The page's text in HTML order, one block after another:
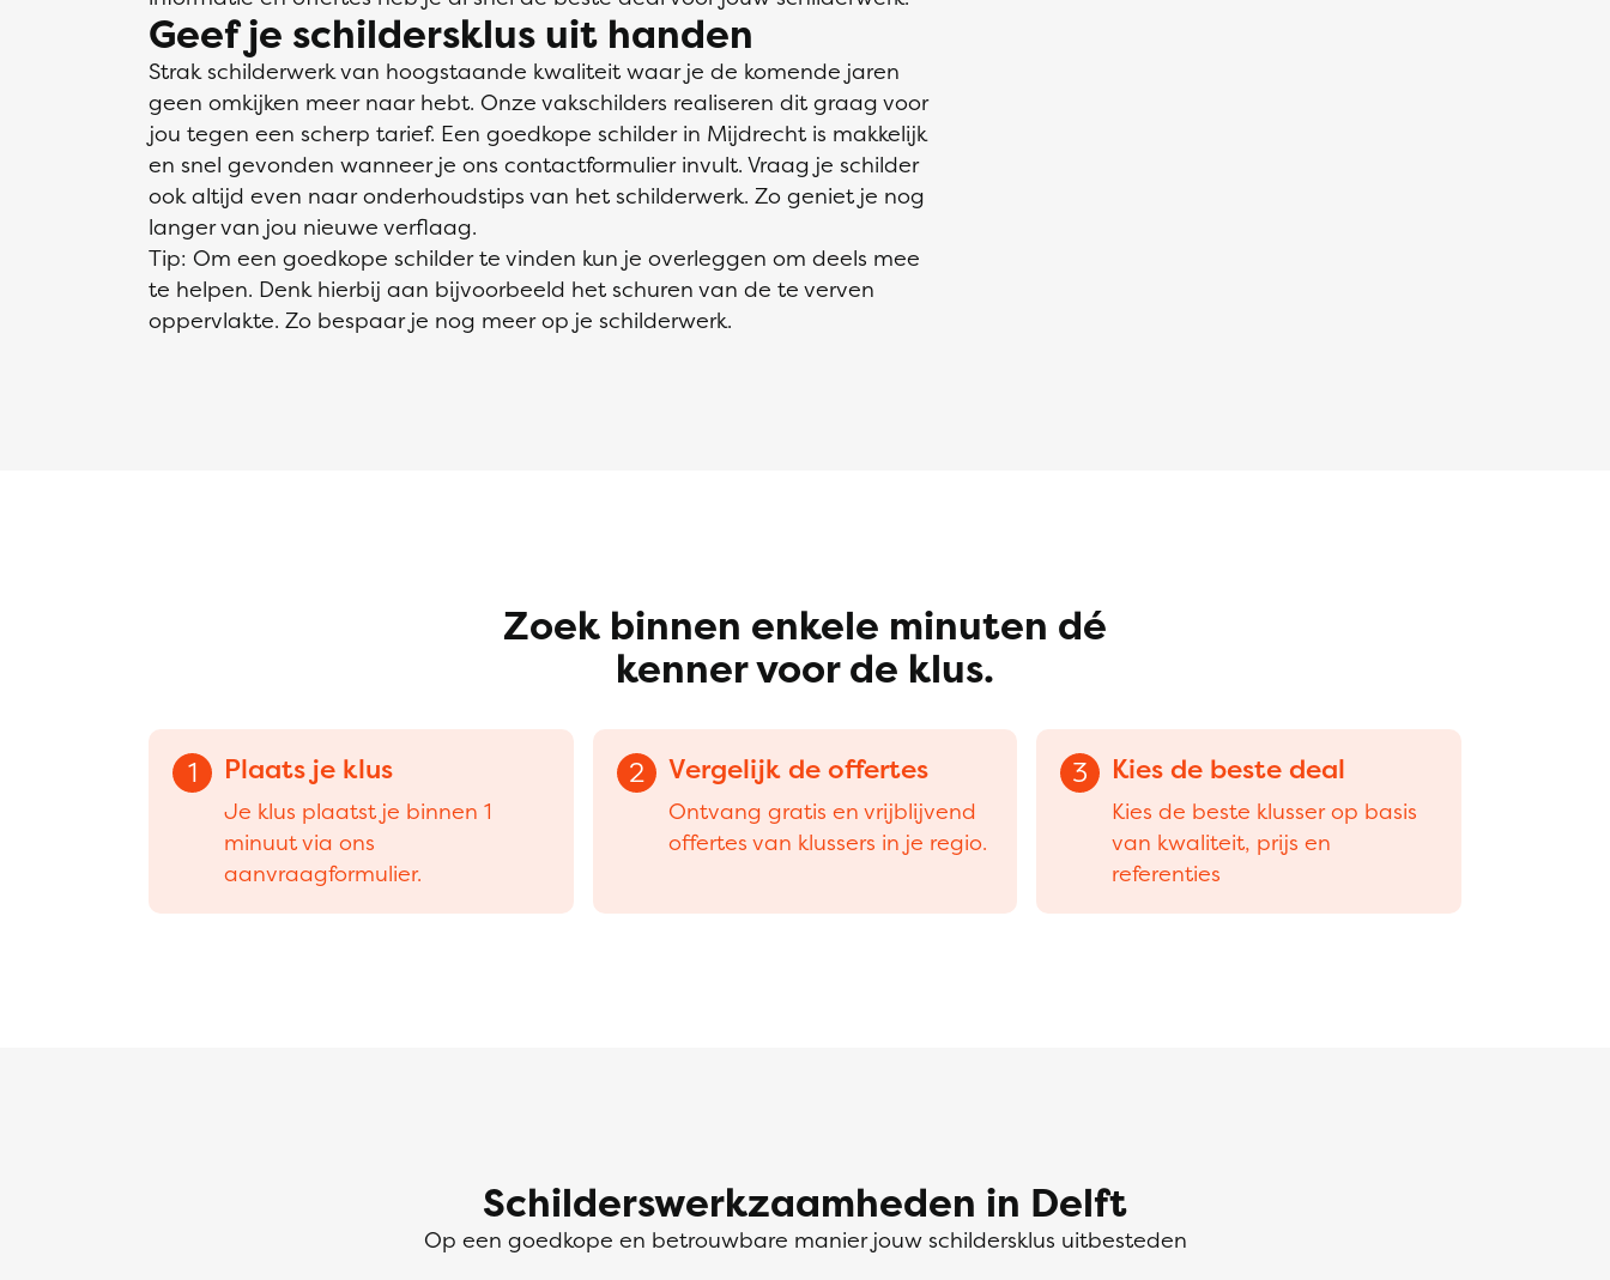
Geef je schildersklus uit handen
Strak schilderwerk van hoogstaande kwaliteit waar je de komende jaren
geen omkijken meer naar hebt. Onze vakschilders realiseren dit graag voor
jou tegen een scherp tarief. Een goedkope schilder in Mijdrecht is makkelijk
en snel gevonden wanneer je ons contactformulier invult. Vraag je schilder
ook altijd even naar onderhoudstips van het schilderwerk. Zo geniet je nog
langer van jou nieuwe verflaag.
Tip: Om een goedkope schilder te vinden kun je overleggen om deels mee
te helpen. Denk hierbij aan bijvoorbeeld het schuren van de te verven
oppervlakte. Zo bespaar je nog meer op je schilderwerk.
Zoek binnen enkele minuten dé
kenner voor de klus.
1 Plaats je klus
Je klus plaatst je binnen 1
minuut via ons
aanvraagformulier.
2 Vergelijk de offertes
Ontvang gratis en vrijblijvend
offertes van klussers in je regio.
3 Kies de beste deal
Kies de beste klusser op basis
van kwaliteit, prijs en
referenties
Schilderswerkzaamheden in Delft
Op een goedkope en betrouwbare manier jouw schildersklus uitbesteden